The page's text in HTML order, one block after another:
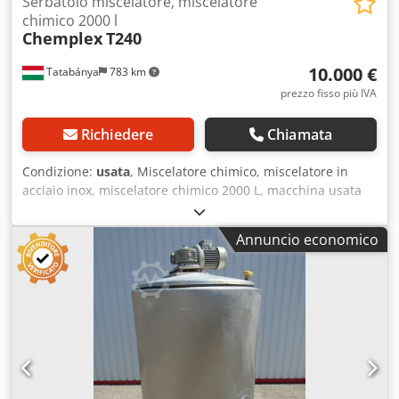
Tatabánya 783 km
chimico 2000 l
ChemplexT240
10.000 €
prezzo fisso più IVA
Richiedere Chiamata
Condizione: usata, Miscelatore chimico, miscelatore in
acciaio inox, miscelatore chimico 2000 L, macchina usata
Produttore: Chemplex Modello: T240 Alimentazione
elettrica: Dsdpsyc Sfvsfx Abijck Riscaldamento: 20 kW
Motore agitatore: 3 kW Sistema di pesatura: MS-h10/kn,
MS-CT-SQB – portata massima di pesatura 3.500 kg
Temperatura massima di riscaldamento: 90 °C Capacità:
2.000 L Descrizione: Miscelatore chimico universale
prodotto da Chemplex con capacità di 2.000 litri, dotato di
carico con indicatore). Il serbatoio è atmosferico con
scarico inferiore DN100. Il riscaldamento è fornito da una
Annuncio economico